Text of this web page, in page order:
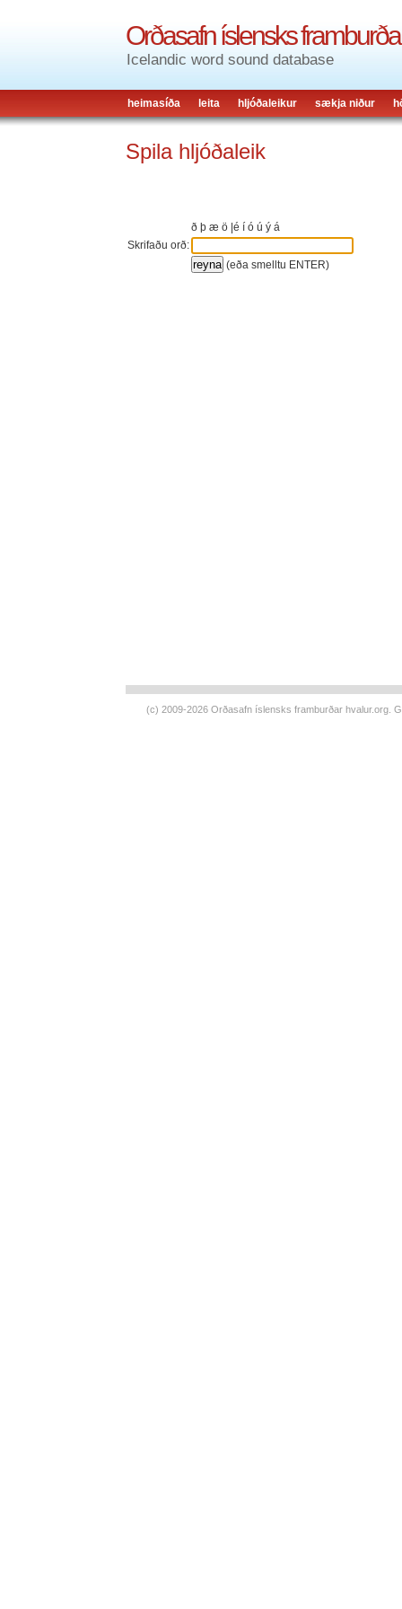
Orðasafn íslensks
Icelandic word sound database
heimasíða leita hljóðaleikur sækja niður
Spila hljóðaleik
ð þ æ ö é í ó ú ý á
Skrifaðu orð:
(eða smelltu ENTER)
(c) 2009-2026 Orðasafn íslensks framburðar hvalur.org.